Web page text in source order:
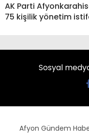
AK Parti
75 kişilik yönetim
Sosyal
Afyon Gündem